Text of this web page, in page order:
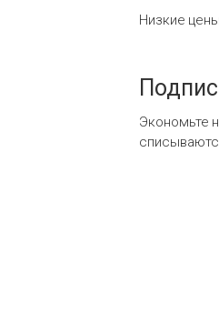
Низкие
Экономьте